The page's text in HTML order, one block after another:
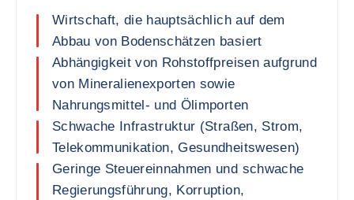
Wirtschaft, die hauptsächlich auf dem
Abbau von Bodenschätzen basiert
Abhängigkeit von Rohstoffpreisen aufgrund
von Mineralienexporten sowie
Nahrungsmittel- und Ölimporten
Schwache Infrastruktur (Straßen, Strom,
Telekommunikation, Gesundheitswesen)
Geringe Steuereinnahmen und schwache
Regierungsführung, Korruption,